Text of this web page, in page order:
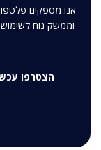
אנו מספקים
וממשק נוח
הצטרפו